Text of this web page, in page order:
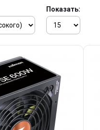
Показать: